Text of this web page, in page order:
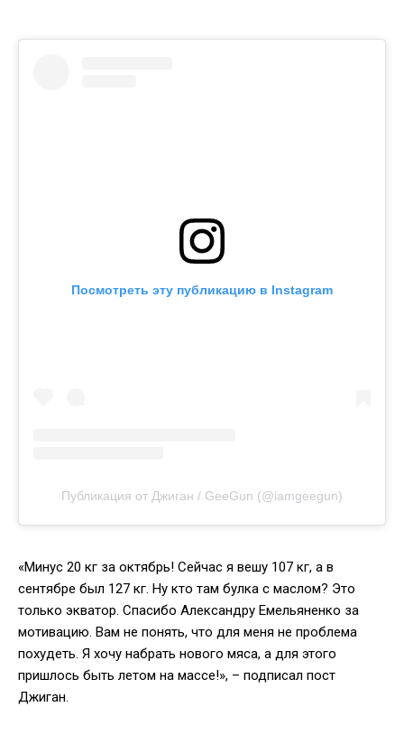
Посмотреть эту публикацию в Instagram
Публикация от Джиган / GeeGun (@iamgeegun)
«Минус 20 кг за октябрь! Сейчас я вешу 107 кг, а в
сентябре был 127 кг. Ну кто там булка с маслом? Это
только экватор. Спасибо Александру Емельяненко за
мотивацию. Вам не понять, что для меня не проблема
похудеть. Я хочу набрать нового мяса, а для этого
пришлось быть летом на массе!», – подписал пост
Джиган.